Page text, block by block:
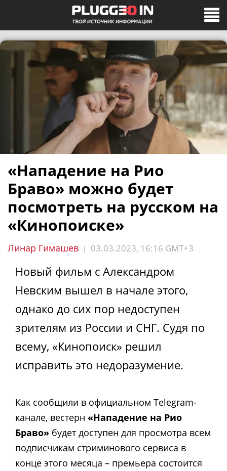
«Нападение на Рио
Браво» можно будет
посмотреть на русском на
«Кинопоиске»
Линар Гимашев | 03.03.2023, 16:16 GMT+3
Новый фильм с Александром
Невским вышел в начале этого,
однако до сих пор недоступен
зрителям из России и СНГ. Судя по
всему, «Кинопоиск» решил
исправить это недоразумение.
Как сообщили в официальном Telegram-
канале, вестерн «Нападение на Рио
Браво» будет доступен для просмотра всем
подписчикам стриминового сервиса в
конце этого месяца – премьера состоится